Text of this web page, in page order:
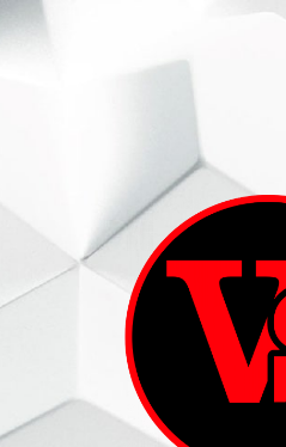
ВИННЫЙ СКЛАД